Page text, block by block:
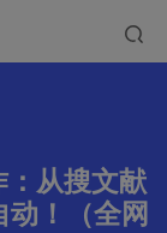
从搜文献
！（全网